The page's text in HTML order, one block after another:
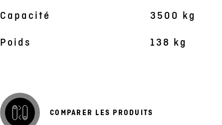
Capacité
3500 kg
Poids
138 kg
COMPARER LES PRODUITS